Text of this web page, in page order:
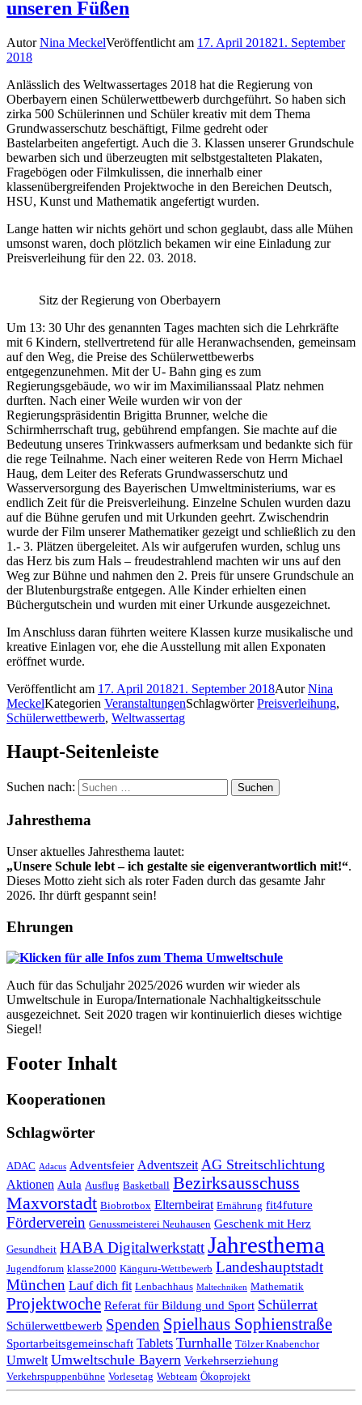
unseren Füßen
AutorNina MeckelVeröffentlicht am 17. April 201821. September
2018
Anlässlich des Weltwassertages 2018 hat die Regierung von
Oberbayern einen Schülerwettbewerb durchgeführt. So haben sich
zirka 500 Schülerinnen und Schüler kreativ mit dem Thema
Grundwasserschutz beschäftigt, Filme gedreht oder
Bastelarbeiten angefertigt. Auch die 3. Klassen unserer Grundschule
bewarben sich und überzeugten mit selbstgestalteten Plakaten,
Fragebögen oder Filmkulissen, die innerhalb einer
klassenübergreifenden Projektwoche in den Bereichen Deutsch,
HSU, Kunst und Mathematik angefertigt wurden.
Lange hatten wir nichts gehört und schon geglaubt, dass alle Mühen
umsonst waren, doch plötzlich bekamen wir eine Einladung zur
Preisverleihung für den 22. 03. 2018.
Sitz der Regierung von Oberbayern
Um 13: 30 Uhr des genannten Tages machten sich die Lehrkräfte
mit 6 Kindern, stellvertretend für alle Heranwachsenden, gemeinsam
auf den Weg, die Preise des Schülerwettbewerbs
entgegenzunehmen. Mit der U- Bahn ging es zum
Regierungsgebäude, wo wir im Maximilianssaal Platz nehmen
durften. Nach einer Weile wurden wir von der
Regierungspräsidentin Brigitta Brunner, welche die
Schirmherrschaft trug, gebührend empfangen. Sie machte auf die
Bedeutung unseres Trinkwassers aufmerksam und bedankte sich für
die rege Teilnahme. Nach einer weiteren Rede von Herrn Michael
Haug, dem Leiter des Referats Grundwasserschutz und
Wasserversorgung des Bayerischen Umweltministeriums, war es
endlich Zeit für die Preisverleihung. Einzelne Schulen wurden dazu
auf die Bühne gerufen und mit Urkunden geehrt. Zwischendrin
wurde der Film unserer Mathematiker gezeigt und schließlich zu den
1.- 3. Plätzen übergeleitet. Als wir aufgerufen wurden, schlug uns
das Herz bis zum Hals – freudestrahlend machten wir uns auf den
Weg zur Bühne und nahmen den 2. Preis für unsere Grundschule an
der Blutenburgstraße entgegen. Alle Kinder erhielten einen
Büchergutschein und wurden mit einer Urkunde ausgezeichnet.
Im Anschluss daran führten weitere Klassen kurze musikalische und
kreative Einlagen vor, ehe die Ausstellung mit allen Exponaten
eröffnet wurde.
Veröffentlicht am 17. April 201821. September 2018AutorNina
MeckelKategorien VeranstaltungenSchlagwörterPreisverleihung,
Schülerwettbewerb, Weltwassertag
Haupt-Seitenleiste
Suchen nach:
Jahresthema
Unser aktuelles Jahresthema lautet:
„Unsere Schule lebt – ich gestalte sie eigenverantwortlich mit!“.
Dieses Motto zieht sich als roter Faden durch das gesamte Jahr
2026. Ihr dürft gespannt sein!
Ehrungen
Auch für das Schuljahr 2025/2026 wurden wir wieder als
Umweltschule in Europa/Internationale Nachhaltigkeitsschule
ausgezeichnet. Seit 2020 tragen wir kontinuierlich dieses wichtige
Siegel!
Footer Inhalt
Kooperationen
Schlagwörter
ADAC Adacus Adventsfeier Adventszeit AG Streitschlichtung
Aktionen Aula Ausflug Basketball Bezirksausschuss
Maxvorstadt Biobrotbox Elternbeirat Ernährung fit4future
Förderverein Genussmeisterei Neuhausen Geschenk mit Herz
Gesundheit HABA DigitalwerkstattJahresthema
Jugendforum klasse2000 Känguru-Wettbewerb Landeshauptstadt
München Lauf dich fit Lenbachhaus Maltechniken Mathematik
Projektwoche Referat für Bildung und Sport Schülerrat
Schülerwettbewerb Spenden Spielhaus Sophienstraße
Sportarbeitsgemeinschaft Tablets Turnhalle Tölzer Knabenchor
Umwelt Umweltschule Bayern Verkehrserziehung
Verkehrspuppenbühne Vorlesetag Webteam Ökoprojekt